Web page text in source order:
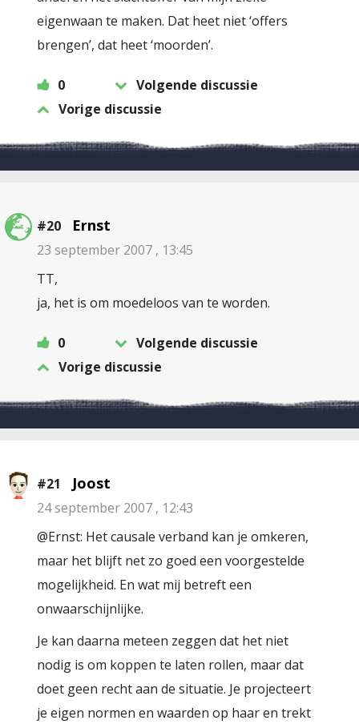
eigenwaan te maken. Dat heet niet ‘offers
brengen’, dat heet ‘moorden’.
0
Volgende discussie
Vorige discussie
#20 Ernst
23 september 2007 , 13:45
TT,
ja, het is om moedeloos van te worden.
0
Volgende discussie
Vorige discussie
#21 Joost
24 september 2007 , 12:43
@Ernst: Het causale verband kan je omkeren,
maar het blijft net zo goed een voorgestelde
mogelijkheid. En wat mij betreft een
onwaarschijnlijke.
Je kan daarna meteen zeggen dat het niet
nodig is om koppen te laten rollen, maar dat
doet geen recht aan de situatie. Je projecteert
je eigen normen en waarden op haar en trekt